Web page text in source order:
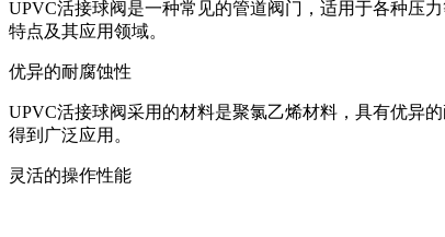
UPVC活接球阀是一种常见的管道阀门，适用于各种压
特点及其应用领域。
优异的耐腐蚀性
UPVC活接球阀采用的材料是聚氯乙烯材料，具有优异
得到广泛应用。
灵活的操作性能